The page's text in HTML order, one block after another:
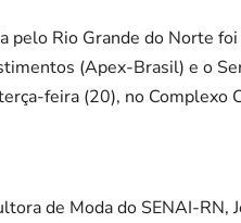
pelo Rio Grande do Norte
(Apex-Brasil) e o
feira (20), no Complexo
de Moda do SENAI-RN,